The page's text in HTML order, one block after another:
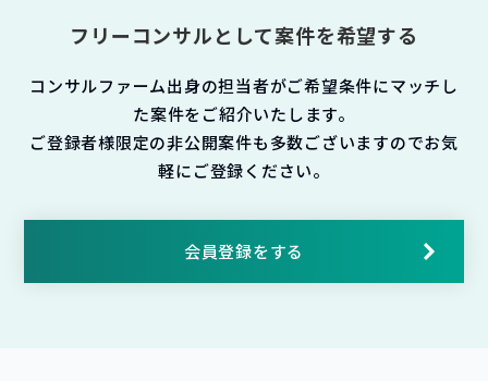
フリーコンサルとして案件を希望する
コンサルファーム出身の担当者がご希望条件にマッチし
た案件をご紹介いたします。
ご登録者様限定の非公開案件も多数ございますのでお気
軽にご登録ください。
会員登録をする